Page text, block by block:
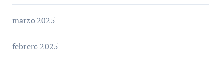
marzo 2025
febrero 2025